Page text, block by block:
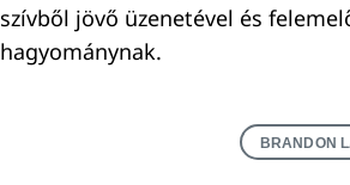
szívből jövő üzenetével és
hagyománynak.
BRANDON